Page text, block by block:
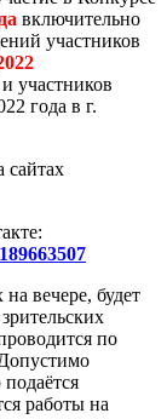
включительно
участников
участников
года в г.
сайтах
вечере, будет
по
работы на